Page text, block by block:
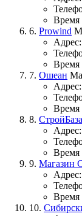
Время
6. Prowind
Адрес:
Время
7. Ошеан
Адрес:
Время
8. СтройБаза
Адрес:
Время
9. Магазин
Адрес:
Время
10.